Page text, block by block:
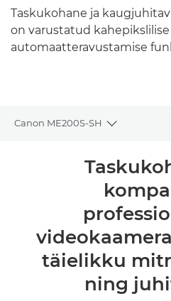
Taskukohane ja
on varustatud kahepikslilise
automaatteravustamise
Canon ME200S-SH
Toggle
täielikku
ning